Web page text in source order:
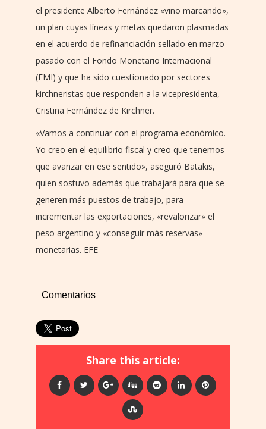
el presidente Alberto Fernández «vino marcando»,
un plan cuyas líneas y metas quedaron plasmadas
en el acuerdo de refinanciación sellado en marzo
pasado con el Fondo Monetario Internacional
(FMI) y que ha sido cuestionado por sectores
kirchneristas que responden a la vicepresidenta,
Cristina Fernández de Kirchner.
«Vamos a continuar con el programa económico.
Yo creo en el equilibrio fiscal y creo que tenemos
que avanzar en ese sentido», aseguró Batakis,
quien sostuvo además que trabajará para que se
generen más puestos de trabajo, para
incrementar las exportaciones, «revalorizar» el
peso argentino y «conseguir más reservas»
monetarias. EFE
Comentarios
Share this article: